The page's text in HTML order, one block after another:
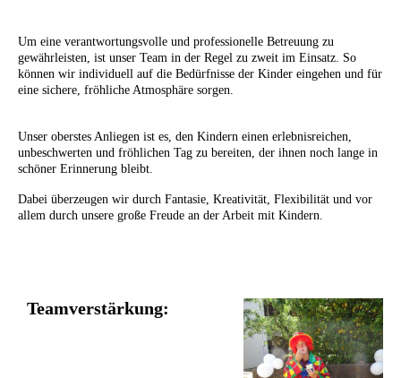
Um eine verantwortungsvolle und professionelle Betreuung zu
gewährleisten, ist unser Team in der Regel zu zweit im Einsatz. So
können wir individuell auf die Bedürfnisse der Kinder eingehen und für
eine sichere, fröhliche Atmosphäre sorgen.
Unser oberstes Anliegen ist es, den Kindern einen erlebnisreichen,
unbeschwerten und fröhlichen Tag zu bereiten, der ihnen noch lange in
schöner Erinnerung bleibt.
Dabei überzeugen wir durch Fantasie, Kreativität, Flexibilität und vor
allem durch unsere große Freude an der Arbeit mit Kindern.
Teamverstärkung: